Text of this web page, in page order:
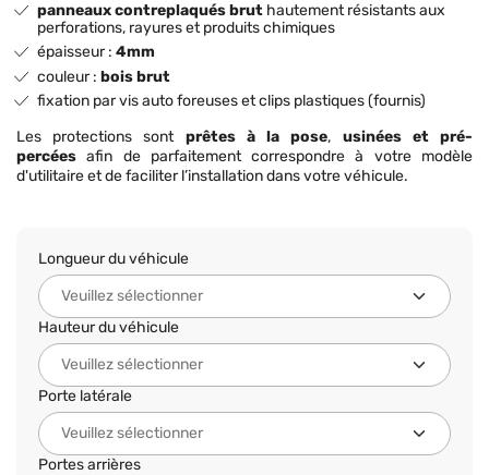
panneaux contreplaqués brut hautement résistants aux
perforations, rayures et produits chimiques
épaisseur :4mm
couleur :bois brut
fixation par vis auto foreuses et clips plastiques (fournis)
Les protections sont prêtes à la pose, usinées et pré-
percées afin de parfaitement correspondre à votre modèle
d'utilitaire et de faciliter l’installation dans votre véhicule.
Longueur du véhicule
Hauteur du véhicule
Porte latérale
Portes arrières